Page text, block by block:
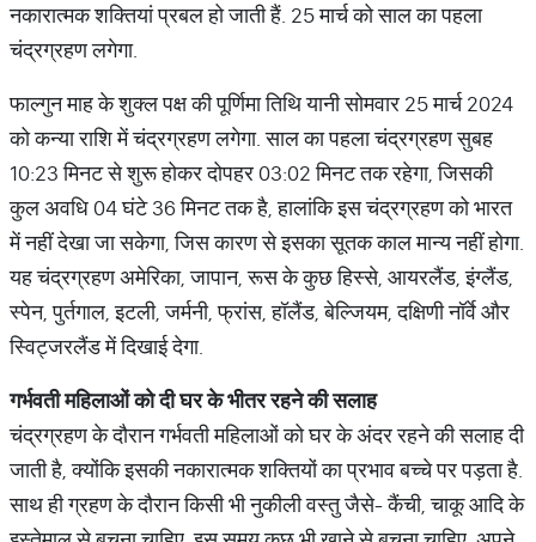
नकारात्मक शक्तियां प्रबल हो जाती हैं. 25 मार्च को साल का पहला
चंद्रग्रहण लगेगा.
फाल्गुन माह के शुक्ल पक्ष की पूर्णिमा तिथि यानी सोमवार 25 मार्च 2024
को कन्या राशि में चंद्रग्रहण लगेगा. साल का पहला चंद्रग्रहण सुबह
10:23 मिनट से शुरू होकर दोपहर 03:02 मिनट तक रहेगा, जिसकी
कुल अवधि 04 घंटे 36 मिनट तक है, हालांकि इस चंद्रग्रहण को भारत
में नहीं देखा जा सकेगा, जिस कारण से इसका सूतक काल मान्य नहीं होगा.
यह चंद्रग्रहण अमेरिका, जापान, रूस के कुछ हिस्से, आयरलैंड, इंग्लैंड,
स्पेन, पुर्तगाल, इटली, जर्मनी, फ्रांस, हॉलैंड, बेल्जियम, दक्षिणी नॉर्वे और
स्विट्जरलैंड में दिखाई देगा.
गर्भवतीमहिलाओंकोदीघरकेभीतररहनेकीसलाह
चंद्रग्रहण के दौरान गर्भवती महिलाओं को घर के अंदर रहने की सलाह दी
जाती है, क्योंकि इसकी नकारात्मक शक्तियों का प्रभाव बच्चे पर पड़ता है.
साथ ही ग्रहण के दौरान किसी भी नुकीली वस्तु जैसे- कैंची, चाकू आदि के